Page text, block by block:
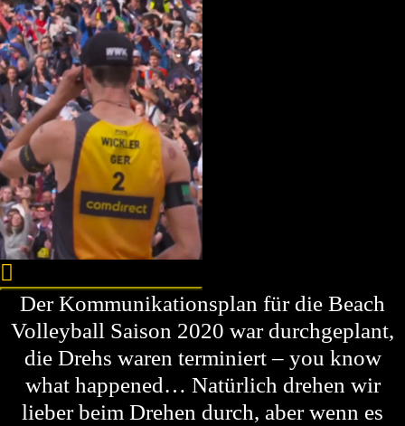
Der Kommunikationsplan für die Beach
Volleyball Saison 2020 war durchgeplant,
die Drehs waren terminiert – you know
what happened… Natürlich drehen wir
lieber beim Drehen durch, aber wenn es